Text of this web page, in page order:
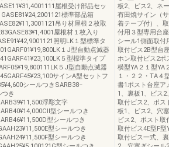
屋根受け部品セッ
標準部品箱
吊り材屋根２枚取
屋根材１枚入り
照明LK１型標準タ
１J型自動点滅器
５型標準タイプ
５J型自動点滅器
サインA型セットフ
シールつきSARB38−
き
浮彫文字
型シールつき
型シールつき
型シールつき
型シールつき
板2、ビス2、ネ
有田焼サイン（
着テープ付）、
付用３型専用台
シール1側面取付
取付ビス2B型台
ホン取付ビス2ポ
横型YA２１型YA
１・２２・TA４
書1ポスト台座ア
1、裏板1、ビス
取付ビス2、ポス
板1、ビス2、穴
ビス2、ポスト
取付ビス4E型F
取付ビス一式、